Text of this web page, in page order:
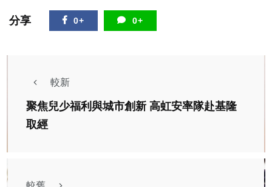
分享 0+ 0+
較新
聚焦兒少福利與城市創新 高虹安率隊赴基隆
取經